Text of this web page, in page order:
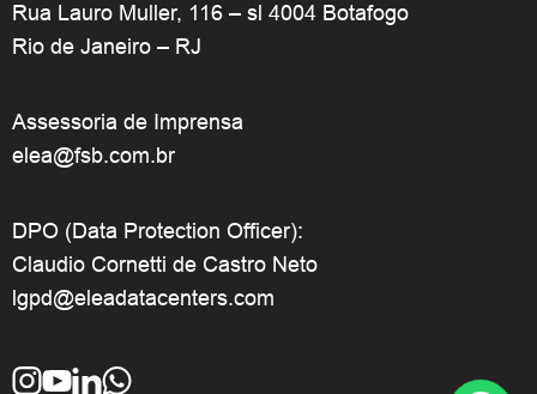
Rua Lauro Muller, 116 – sl 4004 Botafogo
Rio de Janeiro – RJ
Assessoria de Imprensa
elea@fsb.com.br
DPO (Data Protection Officer):
Claudio Cornetti de Castro Neto
lgpd@eleadatacenters.com